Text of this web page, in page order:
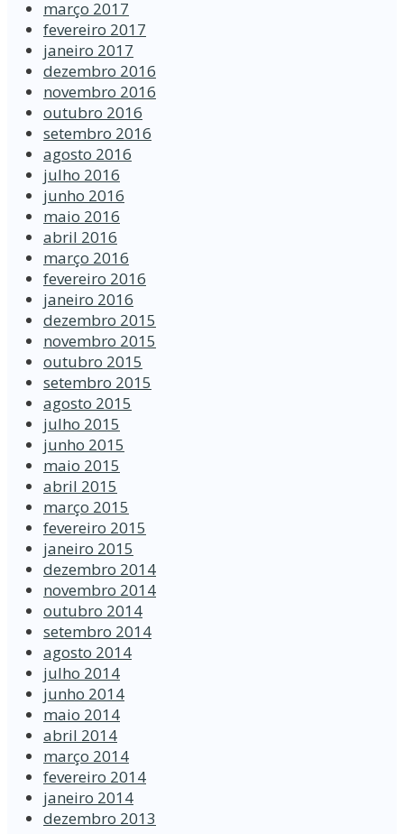
março 2017
fevereiro 2017
janeiro 2017
dezembro 2016
novembro 2016
outubro 2016
setembro 2016
agosto 2016
julho 2016
junho 2016
maio 2016
abril 2016
março 2016
fevereiro 2016
janeiro 2016
dezembro 2015
novembro 2015
outubro 2015
setembro 2015
agosto 2015
julho 2015
junho 2015
maio 2015
abril 2015
março 2015
fevereiro 2015
janeiro 2015
dezembro 2014
novembro 2014
outubro 2014
setembro 2014
agosto 2014
julho 2014
junho 2014
maio 2014
abril 2014
março 2014
fevereiro 2014
janeiro 2014
dezembro 2013